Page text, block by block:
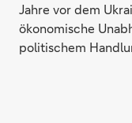
Jahre vor dem
ökonomische
politischem